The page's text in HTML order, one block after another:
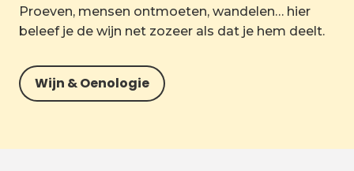
Proeven, mensen ontmoeten, wandelen… hier
beleef je de wijn net zozeer als dat je hem deelt.
Wijn & Oenologie